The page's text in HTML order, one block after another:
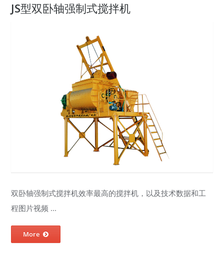
JS型双卧轴强制式搅拌机
双卧轴强制式搅拌机效率最高的搅拌机，以及技术数据和工
程图片视频 ...
More